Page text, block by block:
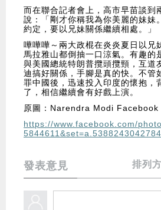
而在聯合記者會上，高市早苗談到
說：「剛才你稱我為你美麗的妹妹
約定，要以兄妹關係繼續相處。」
嘩嘩嘩～兩大政棍在炎炎夏日以兄
馬拉雅山都倒抽一口涼氣。有趣的
與美國總統特朗普攬頭攬頸，互道
迪搞好關係，手腳是真的快。不管
罪中國後，迅速投入印度的懷抱，
了，相信繼續會有好戲上演。
原圖：Narendra Modi Facebook
https://www.facebook.com/
發表意見 排列